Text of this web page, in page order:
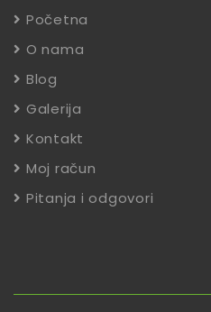
Početna
O nama
Blog
Galerija
Kontakt
Moj račun
Pitanja i odgovori